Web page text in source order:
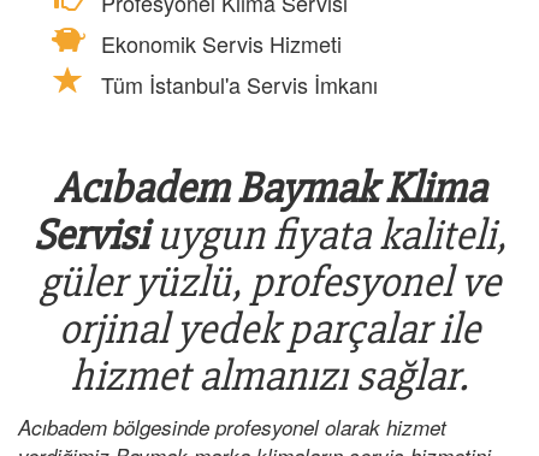
Ekonomik Servis Hizmeti
Tüm İstanbul'a Servis İmkanı
Acıbadem Baymak Klima
Servisiuygun fiyata kaliteli,
güler yüzlü, profesyonel ve
orjinal yedek parçalar ile
hizmet almanızı sağlar.
Acıbadem bölgesinde profesyonel olarak hizmet